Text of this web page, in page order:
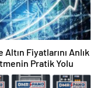
Altın Fiyatlarını Anlık
Pratik Yolu